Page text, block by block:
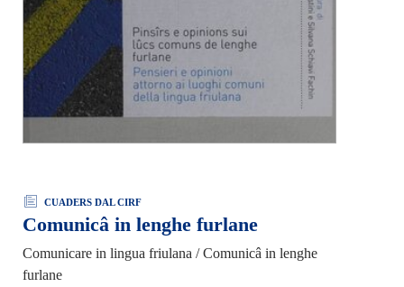
CUADERS DAL CIRF
Comunicâ in lenghe furlane
Comunicare in lingua friulana / Comunicâ in lenghe
furlane